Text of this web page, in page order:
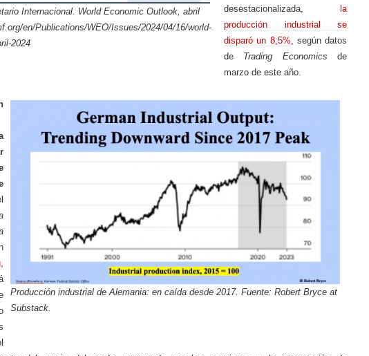
Internacional. World Economic Outlook, abril
en/Publications/WEO/Issues/2024/04/16/world-
2024
desestacionalizada,
la
producción industrial se
disparó un 8,5%, según datos
de Trading Economics de
marzo de este año.
Producción industrial de Alemania: en caída desde 2017. Fuente: Robert Bryce at
Substack.
,